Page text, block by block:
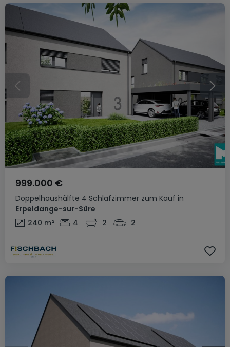
Doppelhaushälfte 4 Schlafzimmer zum Kauf in
Erpeldange-sur-Sûre
999.000 €
240 m² 4 2 2